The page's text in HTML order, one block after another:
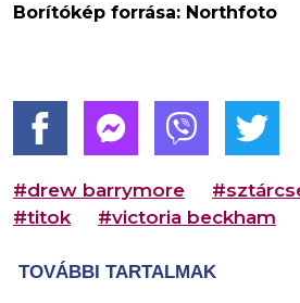
Borítókép forrása: Northfoto
#drew barrymore
#titok
#victoria beckham